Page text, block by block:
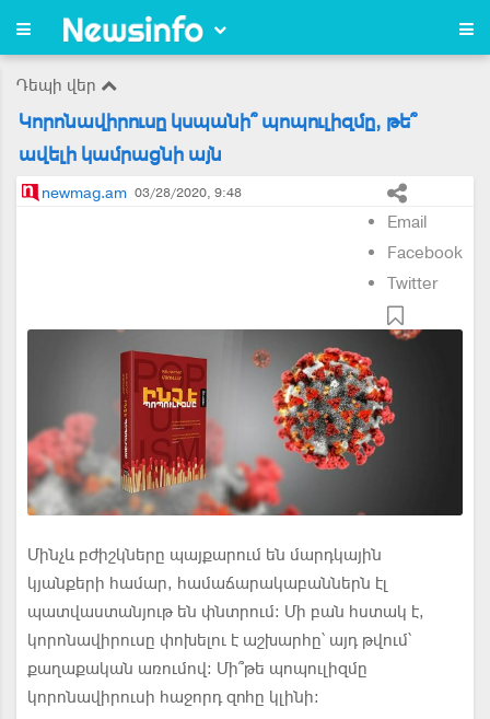
Դեպի վեր
Կորոնավիրուսը կսպանի՞ պոպուլիզմը, թե՞
ավելի կամրացնի այն
newmag.am 03/28/2020, 9:48
Email
Facebook
Twitter
Մինչև բժիշկները պայքարում են մարդկային
կյանքերի համար, համաճարակաբաններն էլ
պատվաստանյութ են փնտրում: Մի բան հստակ է,
կորոնավիրուսը փոխելու է աշխարհը՝ այդ թվում՝
քաղաքական առումով: Մի՞թե պոպուլիզմը
կորոնավիրուսի հաջորդ զոհը կլինի: